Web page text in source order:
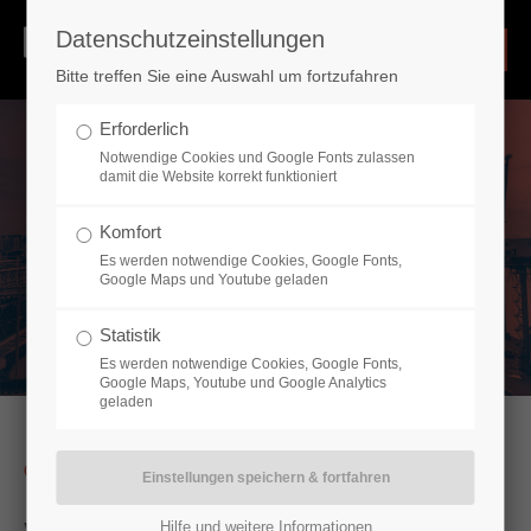
Login
|Lost your password?
Support
QUALITÄTSSERVICE SEIT '89
Datenschutzeinstellungen
Bitte treffen Sie eine Auswahl um fortzufahren
Erforderlich
Notwendige Cookies und Google Fonts zulassen
damit die Website korrekt funktioniert
Komfort
Es werden notwendige Cookies, Google Fonts,
Google Maps und Youtube geladen
Statistik
Es werden notwendige Cookies, Google Fonts,
Google Maps, Youtube und Google Analytics
geladen
Hilfe und weitere Informationen